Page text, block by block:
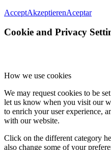
AcceptAkzeptierenAceptar
Cookie and Privacy
How we use cookies
We may request cookies to be
let us know when you visit our
to enrich your user experience,
with our website.
Click on the different category
also change some of your